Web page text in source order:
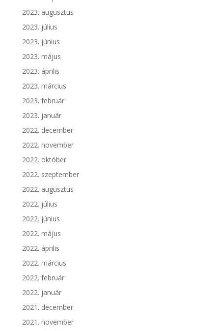
2023. augusztus
2023. július
2023. június
2023. május
2023. április
2023. március
2023. február
2023. január
2022. december
2022. november
2022. október
2022. szeptember
2022. augusztus
2022. július
2022. június
2022. május
2022. április
2022. március
2022. február
2022. január
2021. december
2021. november